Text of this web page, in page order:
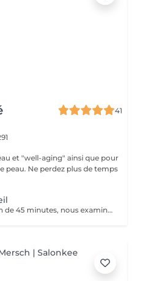
41
aging" ainsi que pour
de temps
Au cours de cette consultation de 45 minutes, nous examinons les besoins de ta peau et déterminons quels produits de notre gamme te conviennent le mieux. La consultation coûte 50 €, mais ce montant t'est entièrement remboursé si tu achètes des produits pour un montant minimum de 50 €. En d'autres termes, si tu choisis les produits qui te conviennent, ce rendez-vous est gratuit pour toi.